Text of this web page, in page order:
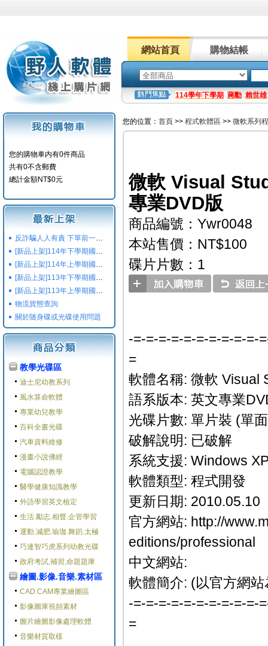
網站首頁 購物結帳
114學年下學期 蔣勳 賴世雄
您的購物車内有0件商品
共有0不含郵費
總計金額NT$0元
反詐騙人人有責 下單前一定要注意
[新品上架]114年下學期國小國中高中命題光碟,校用卷,習作
[新品上架]114年上學期國小國中高中命題光碟,校用卷,習作
[新品上架]113年下學期國小國中高中命題光碟,校用卷,習作
[新品上架]113年上學期國小國中高中命題光碟,校用卷,習作
物流貨態查詢
關於随身碟或光碟使用問題
教學光碟區
迪士尼幼教系列
風水算命軟體
專業幼兒教學
百科全書光碟
汽車資料維修
漫畫小說佛經
電腦認證教學
醫學健康知識教學
外語學習英文檢定
生活.勵志.相聲.企管學習
運動.減肥.瑜珈.舞蹈.太極
巧連智巧虎系列幼教光碟
政府考試,補習,命題題庫
繪圖.影像.音樂.素材區
CAD.CAM專業繪圖區
影像圖庫視頻素材
圖片繪圖影像處理軟體
音樂材質取樣
您的位置： 首頁 >> 程式軟體區 >> 微軟系列
微軟 Visual
專業DVD版
商品編號：Ywr0048
本站售價：NT$100
碟片片數：1
-=-=-=-=-=-=-=-=-=-=-
=
軟體名稱: 微軟 Visual
語系版本: 英文專業
光碟片數: 單片裝 (單
破解說明: 已破解
系統支援: Windows
軟體類型: 程式開發
更新日期: 2010.05.10
官方網站: http://
editions/professional
中文網站:
軟體簡介: (以官方網站
-=-=-=-=-=-=-=-=-=-=-
=